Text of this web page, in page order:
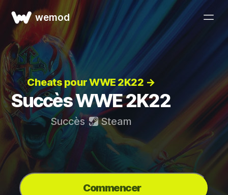
wemod
Cheats pour WWE 2K22 →
Succès WWE 2K22
Succès Steam
Commencer